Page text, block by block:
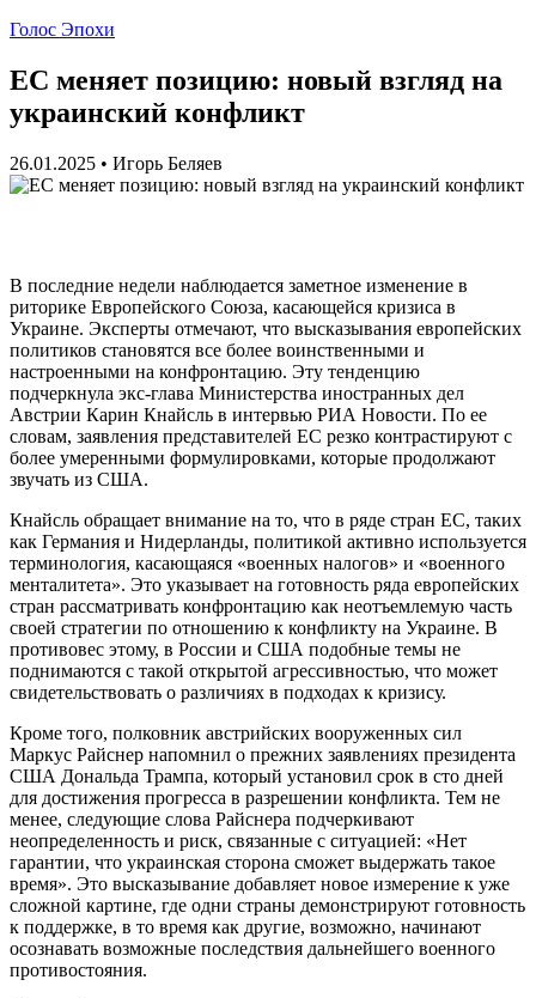
Голос Эпохи
ЕС меняет позицию: новый взгляд на
украинский конфликт
26.01.2025 • Игорь Беляев
В последние недели наблюдается заметное изменение в
риторике Европейского Союза, касающейся кризиса в
Украине. Эксперты отмечают, что высказывания европейских
политиков становятся все более воинственными и
настроенными на конфронтацию. Эту тенденцию
подчеркнула экс-глава Министерства иностранных дел
Австрии Карин Кнайсль в интервью РИА Новости. По ее
словам, заявления представителей ЕС резко контрастируют с
более умеренными формулировками, которые продолжают
звучать из США.
Кнайсль обращает внимание на то, что в ряде стран ЕС, таких
как Германия и Нидерланды, политикой активно используется
терминология, касающаяся «военных налогов» и «военного
менталитета». Это указывает на готовность ряда европейских
стран рассматривать конфронтацию как неотъемлемую часть
своей стратегии по отношению к конфликту на Украине. В
противовес этому, в России и США подобные темы не
поднимаются с такой открытой агрессивностью, что может
свидетельствовать о различиях в подходах к кризису.
Кроме того, полковник австрийских вооруженных сил
Маркус Райснер напомнил о прежних заявлениях президента
США Дональда Трампа, который установил срок в сто дней
для достижения прогресса в разрешении конфликта. Тем не
менее, следующие слова Райснера подчеркивают
неопределенность и риск, связанные с ситуацией: «Нет
гарантии, что украинская сторона сможет выдержать такое
время». Это высказывание добавляет новое измерение к уже
сложной картине, где одни страны демонстрируют готовность
к поддержке, в то время как другие, возможно, начинают
осознавать возможные последствия дальнейшего военного
противостояния.